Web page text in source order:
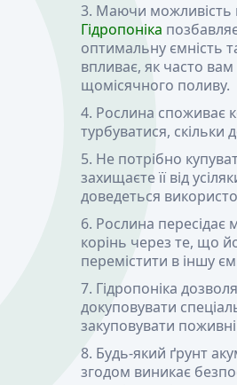
Маючи можливість
Гідропоніка
оптимальну ємність
впливає, як часто
щомісячного поливу.
Рослина споживає
турбуватися,
Не потрібно
захищаєте її від
доведеться
Рослина пересідає
корінь через те, що
перемістити в іншу
Гідропоніка
докуповувати
закуповувати
Будь-який ґрунт
згодом виникає